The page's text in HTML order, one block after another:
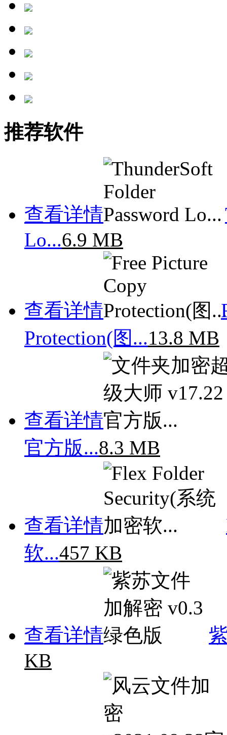
推荐软件
查看详情
Lo...6.9 MB
查看详情
Protection(图...13.8 MB
查看详情
官方版...8.3 MB
查看详情
软...457 KB
查看详情
KB